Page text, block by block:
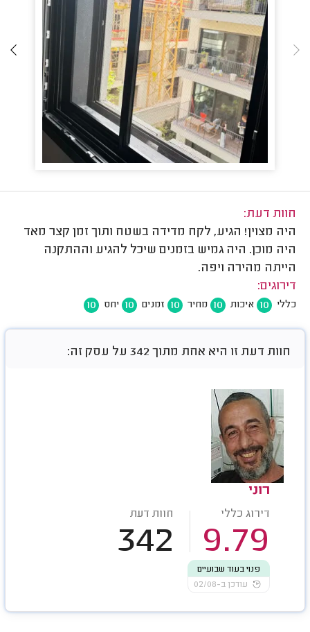
חוות דעת:
היה מצוין! הגיע, לקח מדידה בשטח ותוך זמן קצר מאד
היה מוכן. היה גמיש בזמנים שיכל להגיע וההתקנה
הייתה מהירה ויפה.
דירוגים:
כללי 10 איכות 10 מחיר 10 זמנים 10 יחס 10
חוות דעת זו היא אחת מתוך 342 על עסק זה:
רוני
דירוג כללי
9.79
חוות דעת
342
פנוי בעוד שבועיים
עודכן ב-02/08